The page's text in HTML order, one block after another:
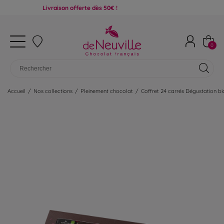
Livraison offerte dès 50€ !
0
Accueil / Nos collections / Pleinement chocolat / Coffret 24 carrés Dégustation